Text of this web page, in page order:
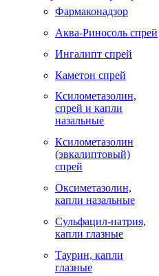
Фармаконадзор
Аква-Риносоль спрей
Ингалипт спрей
Каметон спрей
Ксилометазолин,
спрей и капли
назальные
Ксилометазолин
(эвкалиптовый)
спрей
Оксиметазолин,
капли назальные
Сульфацил-натрия,
капли глазные
Таурин, капли
глазные